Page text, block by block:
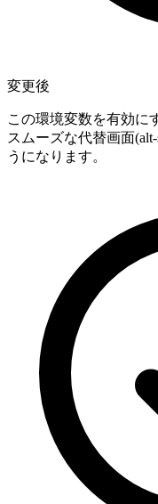
変更後
この環境変数を有効に
スムーズな代替画面
うになります。